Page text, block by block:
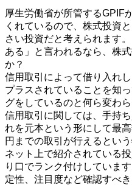
厚生労働省が所管するGPIF
くれているので、株式投資
さい投資だと考えられます
ある」と言われるなら、株
か？
信用取引によって借り入れ
プラスされていることを知
グをしているのと何ら変わ
信用取引に関しては、手持
れを元本という形にして最
円までの取引が行えるとい
ネット上で紹介されている
り口でランク付けしていま
定性、注目度など確認すべ